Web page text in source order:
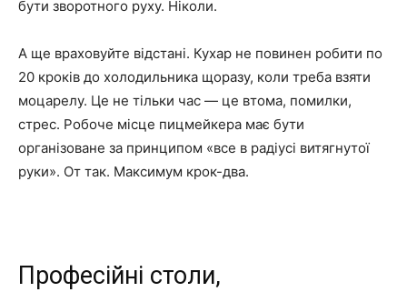
бути зворотного руху. Ніколи.
А ще враховуйте відстані. Кухар не повинен робити по
20 кроків до холодильника щоразу, коли треба взяти
моцарелу. Це не тільки час — це втома, помилки,
стрес. Робоче місце пицмейкера має бути
організоване за принципом «все в радіусі витягнутої
руки». От так. Максимум крок-два.
Професійні столи,